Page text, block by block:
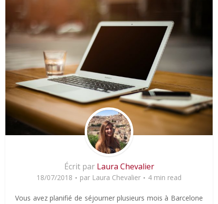
Écrit par Laura Chevalier
18/07/2018 par Laura Chevalier 4 min read
Vous avez planifié de séjourner plusieurs mois à Barcelone